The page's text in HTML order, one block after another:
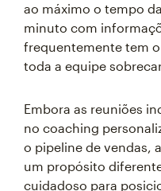
ao máximo o tempo
minuto com
frequentemente tem
toda a equipe
Embora as reuniões
no coaching
o pipeline de vendas,
um propósito
cuidadoso para